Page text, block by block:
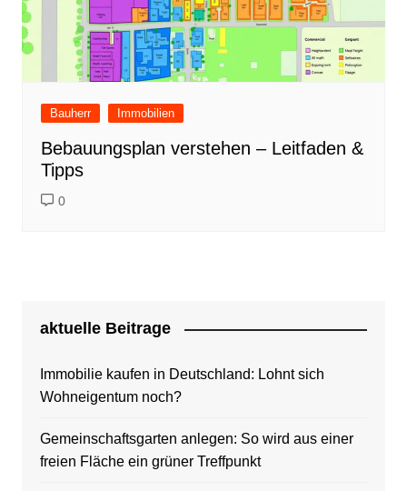
Bauherr Immobilien
Bebauungsplan verstehen – Leitfaden &
Tipps
0
aktuelle Beitrage
Immobilie kaufen in Deutschland: Lohnt sich
Wohneigentum noch?
Gemeinschaftsgarten anlegen: So wird aus einer
freien Fläche ein grüner Treffpunkt